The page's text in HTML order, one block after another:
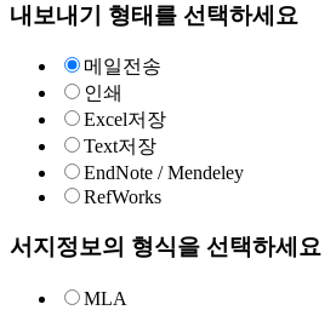
내보내기 형태를 선택하세요
메일전송
인쇄
Excel저장
Text저장
EndNote / Mendeley
RefWorks
서지정보의 형식을 선택하세요
MLA